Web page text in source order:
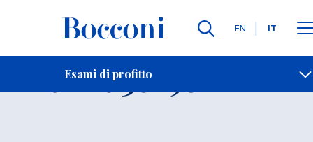
Lingue
EN IT
Esami di profitto
Contatti
Esame 30296 Open